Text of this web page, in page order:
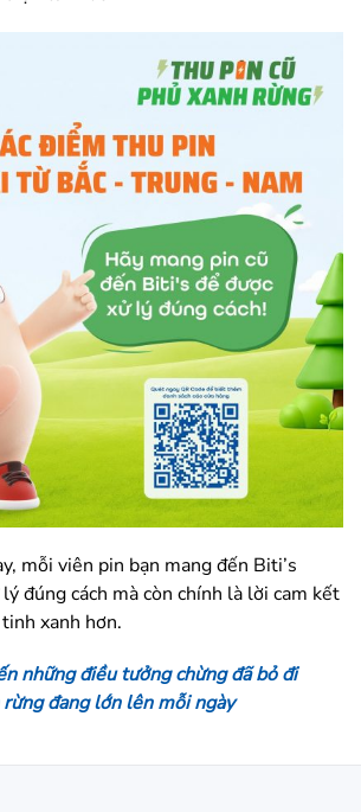
mỗi viên pin bạn mang đến Biti’s
đúng cách mà còn chính là lời cam kết
xanh hơn.
những điều tưởng chừng đã bỏ đi
đang lớn lên mỗi ngày